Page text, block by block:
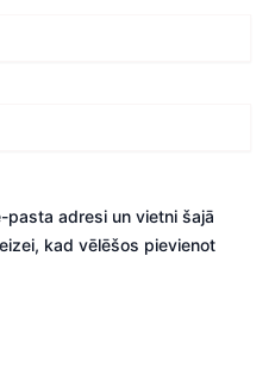
pasta adresi un vietni šajā
kad vēlēšos pievienot